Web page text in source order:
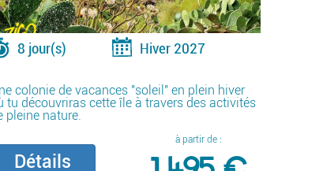
8 jour(s) Hiver 2027
colonie de vacances "soleil" en plein hiver
tu découvriras cette île à travers des activités
pleine nature.
Détails
à partir de :